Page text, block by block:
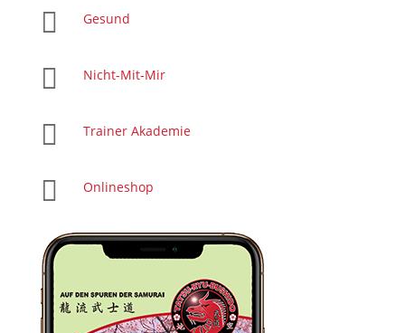
 Gesund
 Nicht-Mit-Mir
 Trainer Akademie
 Onlineshop